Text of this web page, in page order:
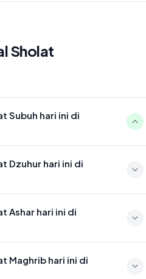
Sholat
Subuh hari ini di
Dzuhur hari ini di
Ashar hari ini di
Maghrib hari ini di